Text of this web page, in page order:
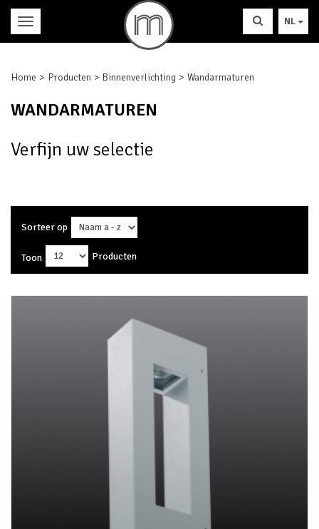
NL
Home Producten Binnenverlichting Wandarmaturen
WANDARMATUREN
Verfijn uw selectie
Sorteer op
Toon Producten